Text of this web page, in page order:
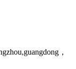
，